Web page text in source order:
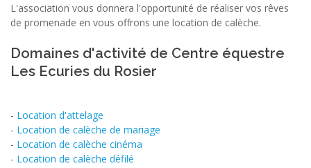
L'association vous donnera l'opportunité de réaliser vos rêves
de promenade en vous offrons une location de calèche.
Domaines d'activité de Centre équestre
Les Ecuries du Rosier
- Location d'attelage
- Location de calèche de mariage
- Location de calèche cinéma
- Location de calèche défilé